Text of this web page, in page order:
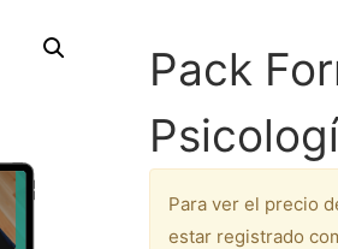
Pack
Para ver el precio
estar registrado